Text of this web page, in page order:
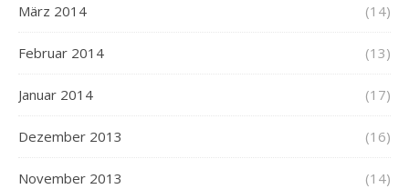
März 2014 (14)
Februar 2014 (13)
Januar 2014 (17)
Dezember 2013 (16)
November 2013 (14)